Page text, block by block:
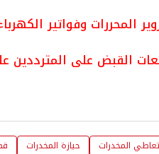
المحررات وفواتير
القبض على المترددين
تعاطي المخدرات حيازة المخدرات